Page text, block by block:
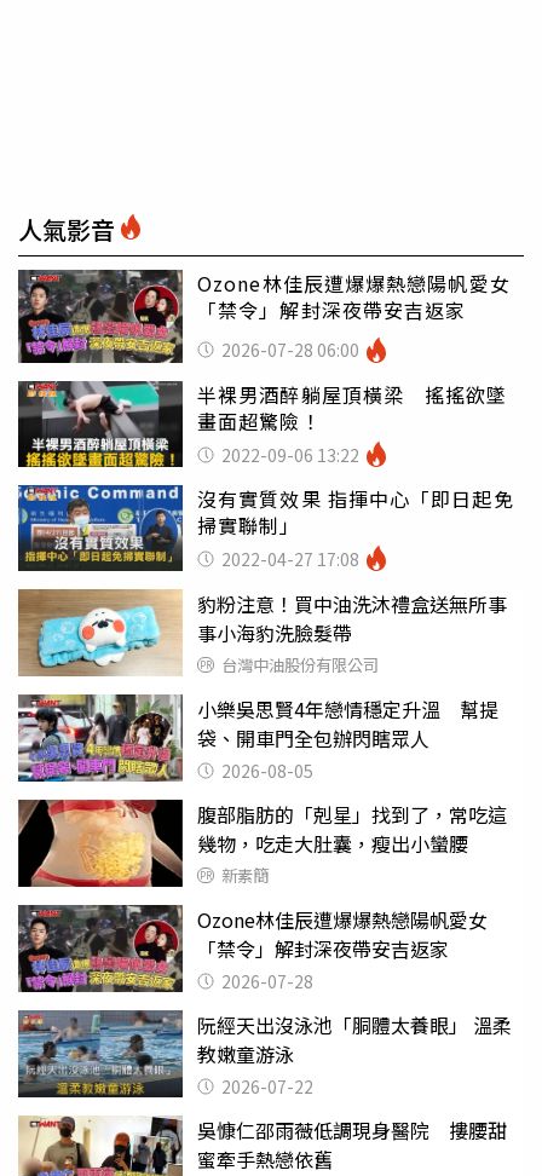
人氣影音
Ozone林佳辰遭爆爆熱戀陽帆愛女
「禁令」解封深夜帶安吉返家
2026-07-28 06:00
半裸男酒醉躺屋頂橫梁 搖搖欲墜
畫面超驚險！
2022-09-06 13:22
沒有實質效果 指揮中心「即日起免
掃實聯制」
2022-04-27 17:08
豹粉注意！買中油洗沐禮盒送無所事
事小海豹洗臉髮帶
台灣中油股份有限公司
小樂吳思賢4年戀情穩定升溫 幫提
袋、開車門全包辦閃瞎眾人
2026-08-05
腹部脂肪的「剋星」找到了，常吃這
幾物，吃走大肚囊，瘦出小蠻腰
新素簡
Ozone林佳辰遭爆爆熱戀陽帆愛女
「禁令」解封深夜帶安吉返家
2026-07-28
阮經天出沒泳池「胴體太養眼」 溫柔
教嫩童游泳
2026-07-22
吳慷仁邵雨薇低調現身醫院 摟腰甜
蜜牽手熱戀依舊